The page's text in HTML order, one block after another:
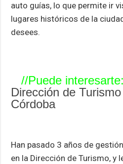
auto guías, lo que permite ir
lugares históricos de la
desees.
//Puede interesarte:
Dirección de
Córdoba
Han pasado 3 años de
en la Dirección de Turismo, y